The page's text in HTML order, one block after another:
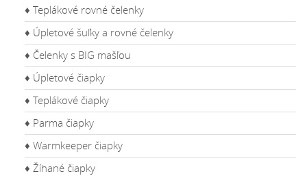
♦ Teplákové rovné čelenky
♦ Úpletové šuľky a rovné čelenky
♦ Čelenky s BIG mašľou
♦ Úpletové čiapky
♦ Teplákové čiapky
♦ Parma čiapky
♦ Warmkeeper čiapky
♦ Žíhané čiapky